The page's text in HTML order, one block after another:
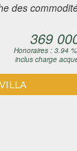
des
369
Honoraires : 3.94
inclus charge